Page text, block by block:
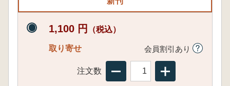
1,100 円 （税込）
取り寄せ 会員割引あり
注文数